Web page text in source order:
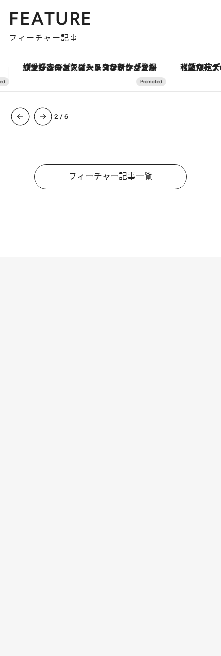
FEATURE
フィーチャー記事
【夏限定ディナーコース】旬を迎える稚鮎や花ズッキーニなどをイタリア・トスカーナの郷土料理の手法で満喫！
3 /6
フィーチャー記事一覧